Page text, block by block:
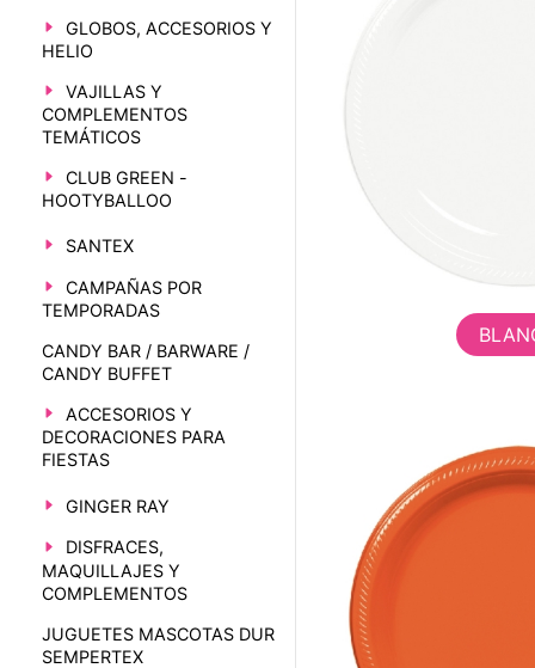
GLOBOS, ACCESORIOS Y
HELIO
VAJILLAS Y
COMPLEMENTOS
TEMÁTICOS
CLUB GREEN -
HOOTYBALLOO
SANTEX
CAMPAÑAS POR
TEMPORADAS
CANDY BAR / BARWARE /
CANDY BUFFET
ACCESORIOS Y
DECORACIONES PARA
FIESTAS
GINGER RAY
DISFRACES,
MAQUILLAJES Y
COMPLEMENTOS
JUGUETES MASCOTAS DUR
SEMPERTEX